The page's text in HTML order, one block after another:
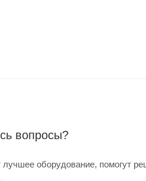
вопросы?
оборудование, помогут